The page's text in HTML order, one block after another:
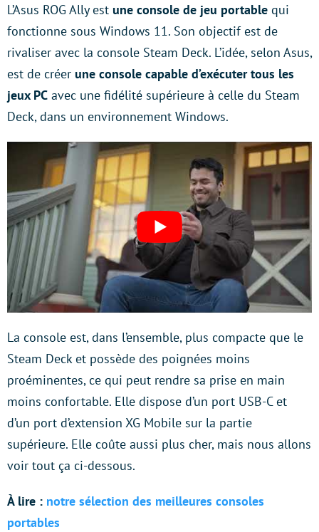
L’Asus ROG Ally est une console de jeu portable qui
fonctionne sous Windows 11. Son objectif est de
rivaliser avec la console Steam Deck. L’idée, selon Asus,
est de créer une console capable d’exécuter tous les
jeux PC avec une fidélité supérieure à celle du Steam
Deck, dans un environnement Windows.
La console est, dans l’ensemble, plus compacte que le
Steam Deck et possède des poignées moins
proéminentes, ce qui peut rendre sa prise en main
moins confortable. Elle dispose d’un port USB-C et
d’un port d’extension XG Mobile sur la partie
supérieure. Elle coûte aussi plus cher, mais nous allons
voir tout ça ci-dessous.
À lire : notre sélection des meilleures consoles
portables